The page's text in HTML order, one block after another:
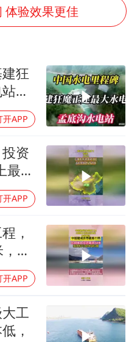
无缘横滨赛决赛
部迎大暴雨
馆》 冲奖
蒯曼挺进WTT横滨冠军赛女单四强
构建更高水平的全民健身公共服务体系
体验效果更佳
狂
，
开APP
资
最大
开APP
，
外
开APP
工
，